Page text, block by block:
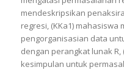
mendeskripsikan
regresi, (KKa1) mahasiswa
pengorganisasian data
dengan perangkat lunak
kesimpulan untuk